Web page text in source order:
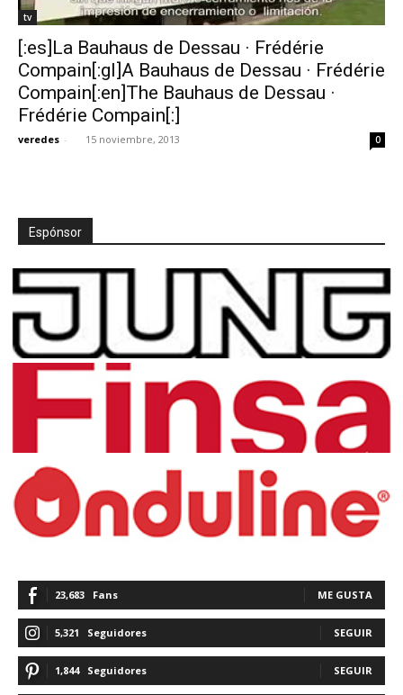
tv
[:es]La Bauhaus de Dessau · Frédérie
Compain[:gl]A Bauhaus de Dessau · Frédérie
Compain[:en]The Bauhaus de Dessau ·
Frédérie Compain[:]
veredes - 15 noviembre, 2013 0
Espónsor
23,683 Fans ME GUSTA
5,321 Seguidores SEGUIR
1,844 Seguidores SEGUIR